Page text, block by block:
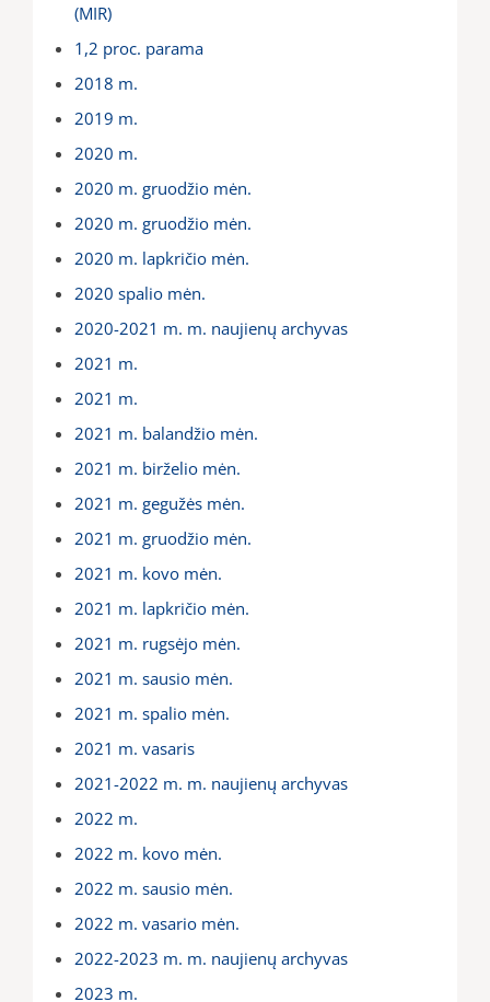
(MIR)
1,2 proc. parama
2018 m.
2019 m.
2020 m.
2020 m. gruodžio mėn.
2020 m. gruodžio mėn.
2020 m. lapkričio mėn.
2020 spalio mėn.
2020-2021 m. m. naujienų archyvas
2021 m.
2021 m.
2021 m. balandžio mėn.
2021 m. birželio mėn.
2021 m. gegužės mėn.
2021 m. gruodžio mėn.
2021 m. kovo mėn.
2021 m. lapkričio mėn.
2021 m. rugsėjo mėn.
2021 m. sausio mėn.
2021 m. spalio mėn.
2021 m. vasaris
2021-2022 m. m. naujienų archyvas
2022 m.
2022 m. kovo mėn.
2022 m. sausio mėn.
2022 m. vasario mėn.
2022-2023 m. m. naujienų archyvas
2023 m.